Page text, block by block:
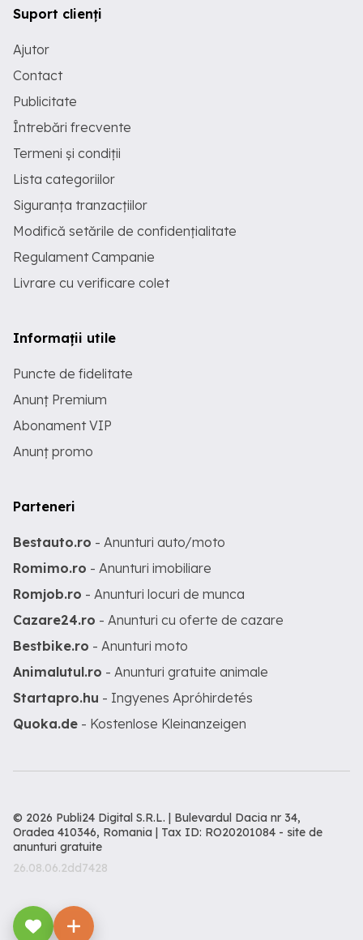
Suport clienți
Ajutor
Contact
Publicitate
Întrebări frecvente
Termeni și condiții
Lista categoriilor
Siguranța tranzacțiilor
Modifică setările de confidențialitate
Regulament Campanie
Livrare cu verificare colet
Informații utile
Puncte de fidelitate
Anunț Premium
Abonament VIP
Anunț promo
Parteneri
Bestauto.ro - Anunturi auto/moto
Romimo.ro - Anunturi imobiliare
Romjob.ro - Anunturi locuri de munca
Cazare24.ro - Anunturi cu oferte de cazare
Bestbike.ro - Anunturi moto
Animalutul.ro - Anunturi gratuite animale
Startapro.hu - Ingyenes Apróhirdetés
Quoka.de - Kostenlose Kleinanzeigen
© 2026 Publi24 Digital S.R.L. | Bulevardul Dacia nr 34,
Oradea 410346, Romania | Tax ID: RO20201084 - site de
anunturi gratuite
26.08.06.2dd7428